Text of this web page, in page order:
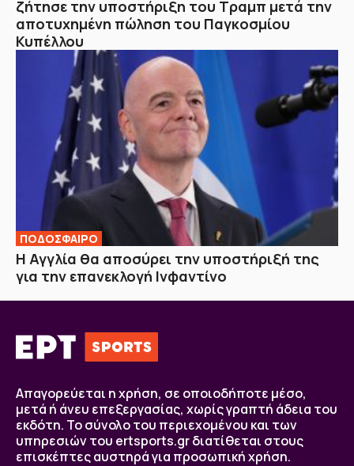
ζήτησε την υποστήριξη του Τραμπ μετά την
αποτυχημένη πώληση του Παγκοσμίου
Κυπέλλου
ΠΟΔΟΣΦΑΙΡΟ
H Αγγλία θα αποσύρει την υποστήριξή της
για την επανεκλογή Ινφαντίνο
Απαγορεύεται η χρήση, σε οποιοδήποτε μέσο,
μετά ή άνευ επεξεργασίας, χωρίς γραπτή άδεια του
εκδότη. Το σύνολο του περιεχομένου και των
υπηρεσιών του ertsports.gr διατίθεται στους
επισκέπτες αυστηρά για προσωπική χρήση.